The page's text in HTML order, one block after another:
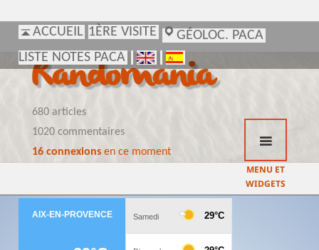
ACCUEIL 1ÈRE VISITE
GÉOLOC. PACA
LISTE NOTES PACA
Randomania
680 articles
1020 commentaires
16 connexionsen ce moment
MENU ET
WIDGETS
ACCUEIL 1ÈRE VISITE
GÉOLOC. PACA
LISTE NOTES PACA